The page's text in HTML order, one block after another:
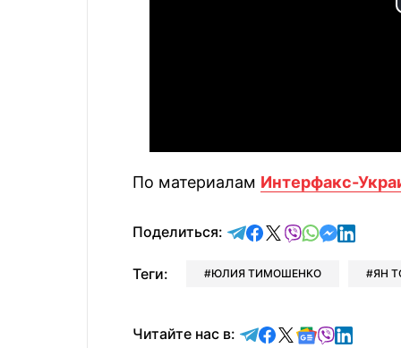
По материалам Интерфакс-
Поделиться: отправить в Telegram
поделиться в
поделиться в X
отправить в
отправить
Теги: ЮЛИЯ ТИМОШЕНКО ЯН
Читайте нас в: Читайте в Telegram
Читайте в
Читайте в X
Читайте в
Читайте